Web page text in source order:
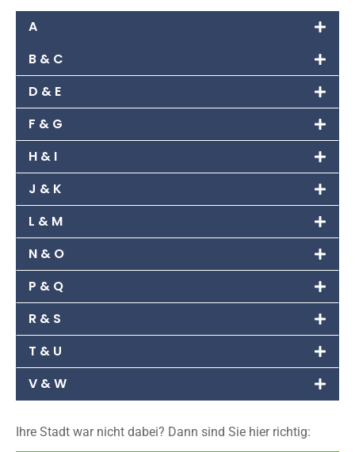
A
B & C
D & E
F & G
H & I
J & K
L & M
N & O
P & Q
R & S
T & U
V & W
Ihre Stadt war nicht dabei? Dann sind Sie hier richtig: